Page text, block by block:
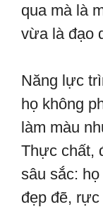
qua mà là
vừa là đạo
Năng lực
họ không
làm màu
Thực chất,
sâu sắc:
đẹp đẽ,